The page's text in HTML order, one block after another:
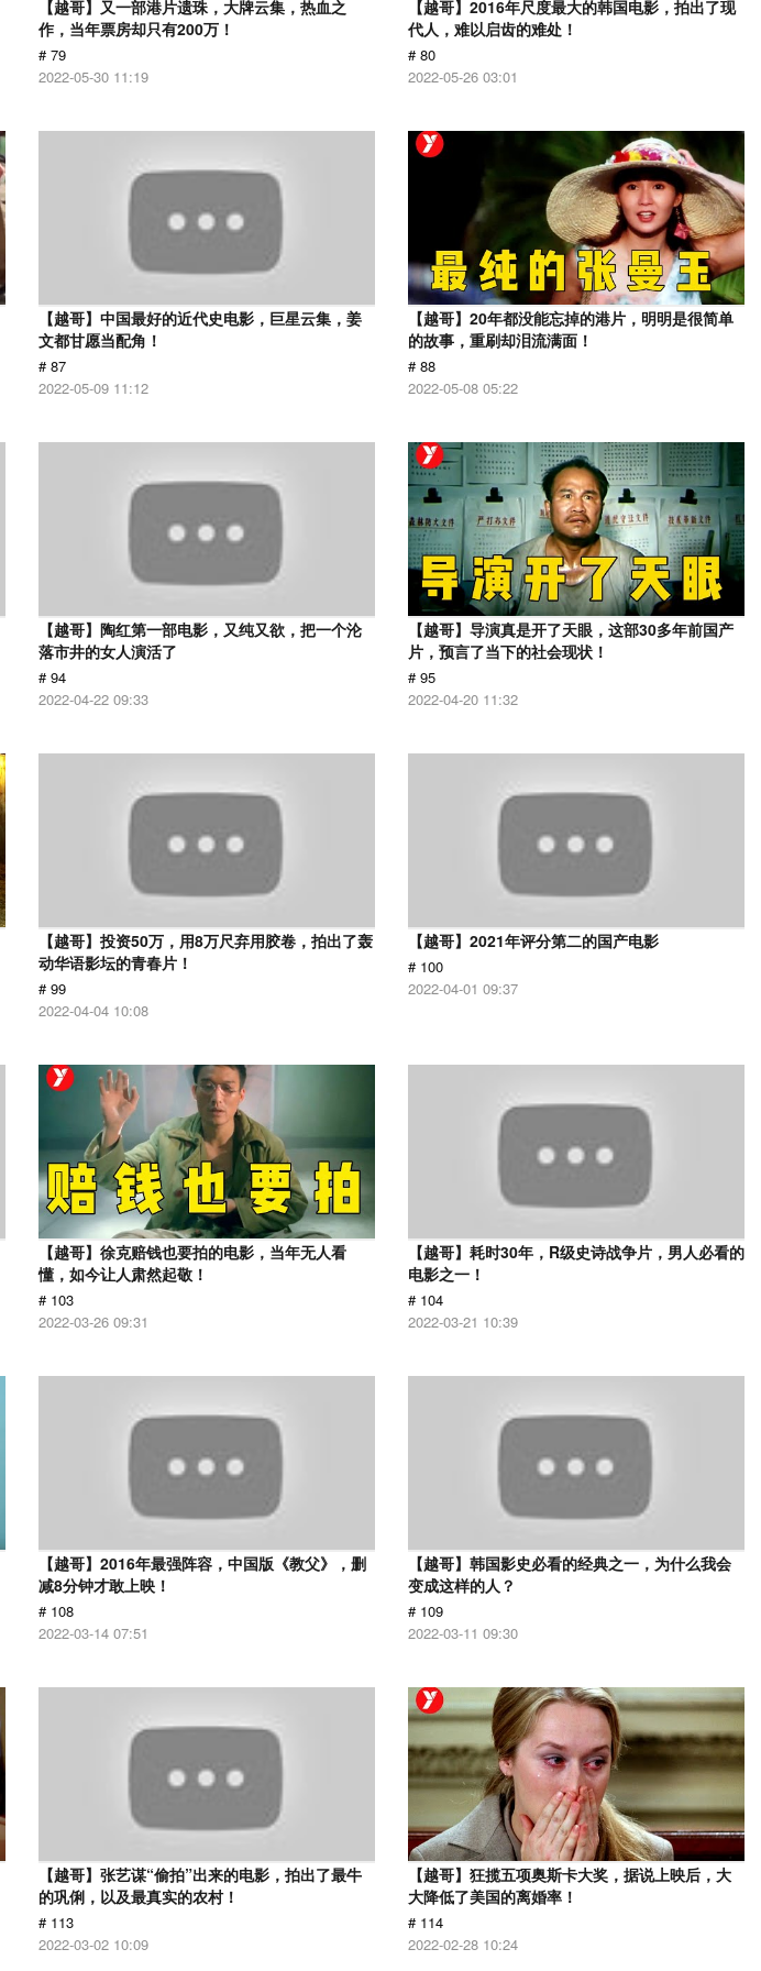
【越哥】又一部港片遗珠，大牌云集，热血之
作，当年票房却只有200万！
# 79
2022-05-30 11:19
【越哥】2016年尺度最大的韩国电影，拍出了现
代人，难以启齿的难处！
# 80
2022-05-26 03:01
【越哥】中国最好的近代史电影，巨星云集，姜
文都甘愿当配角！
# 87
2022-05-09 11:12
【越哥】20年都没能忘掉的港片，明明是很简单
的故事，重刷却泪流满面！
# 88
2022-05-08 05:22
【越哥】陶红第一部电影，又纯又欲，把一个沦
落市井的女人演活了
# 94
2022-04-22 09:33
【越哥】导演真是开了天眼，这部30多年前国产
片，预言了当下的社会现状！
# 95
2022-04-20 11:32
【越哥】投资50万，用8万尺弃用胶卷，拍出了轰
动华语影坛的青春片！
# 99
2022-04-04 10:08
【越哥】2021年评分第二的国产电影
# 100
2022-04-01 09:37
【越哥】徐克赔钱也要拍的电影，当年无人看
懂，如今让人肃然起敬！
# 103
2022-03-26 09:31
【越哥】耗时30年，R级史诗战争片，男人必看的
电影之一！
# 104
2022-03-21 10:39
【越哥】2016年最强阵容，中国版《教父》，删
减8分钟才敢上映！
# 108
2022-03-14 07:51
【越哥】韩国影史必看的经典之一，为什么我会
变成这样的人？
# 109
2022-03-11 09:30
【越哥】张艺谋“偷拍”出来的电影，拍出了最牛
的巩俐，以及最真实的农村！
# 113
2022-03-02 10:09
【越哥】狂揽五项奥斯卡大奖，据说上映后，大
大降低了美国的离婚率！
# 114
2022-02-28 10:24